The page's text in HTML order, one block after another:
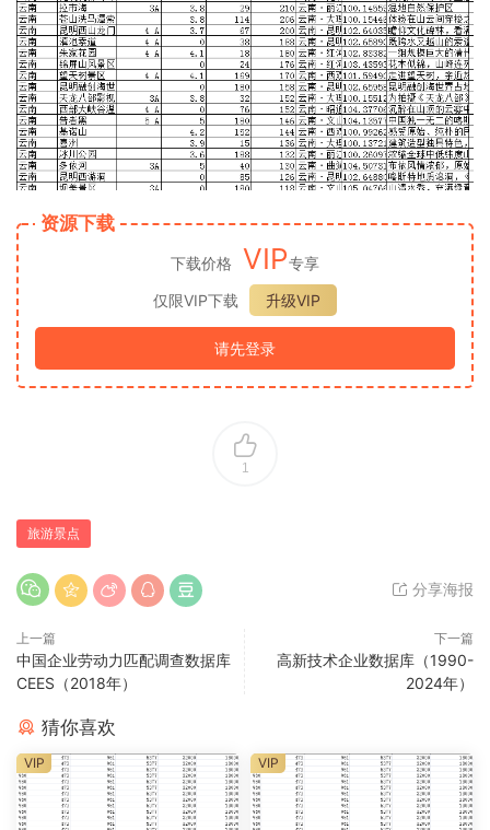
资源下载
下载价格 VIP专享
仅限VIP下载
升级VIP
请先登录
1
旅游景点
分享海报
上一篇
中国企业劳动力匹配调查数据库
CEES（2018年）
下一篇
高新技术企业数据库（1990-
2024年）
猜你喜欢
VIP VIP